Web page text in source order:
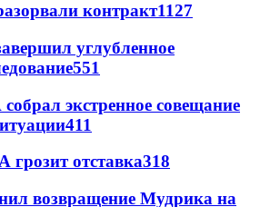
контракт1127
углубленное
551
экстренное совещание
411
отставка318
возвращение Мудрика на